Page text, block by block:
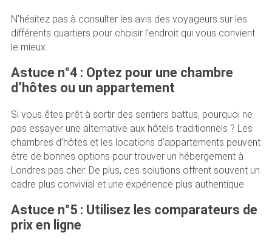
N’hésitez pas à consulter les avis des voyageurs sur les
différents quartiers pour choisir l’endroit qui vous convient
le mieux.
Astuce n°4 : Optez pour une chambre
d’hôtes ou un appartement
Si vous êtes prêt à sortir des sentiers battus, pourquoi ne
pas essayer une alternative aux hôtels traditionnels ? Les
chambres d’hôtes et les locations d’appartements peuvent
être de bonnes options pour trouver un hébergement à
Londres pas cher. De plus, ces solutions offrent souvent un
cadre plus convivial et une expérience plus authentique.
Astuce n°5 : Utilisez les comparateurs de
prix en ligne